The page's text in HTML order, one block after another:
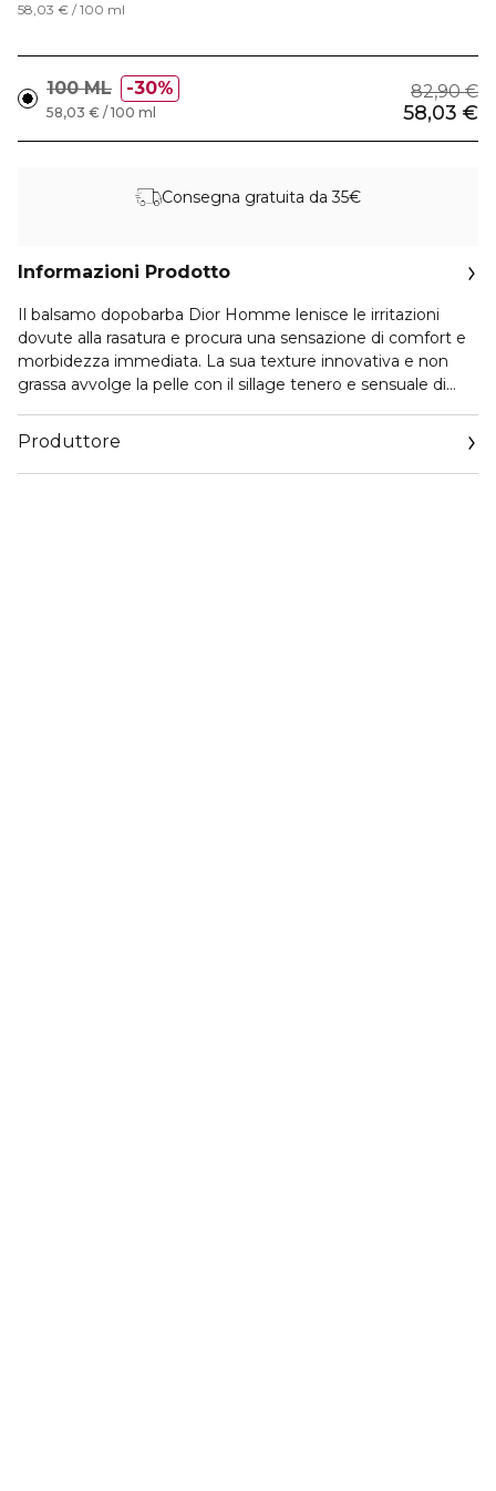
58,03 € / 100 ml
100 ML 30% 82,90 €
58,03 €
58,03 € / 100 ml
Consegna gratuita da 35€
Informazioni Prodotto
Il balsamo dopobarba Dior Homme lenisce le irritazioni
dovute alla rasatura e procura una sensazione di comfort e
morbidezza immediata. La sua texture innovativa e non
grassa avvolge la pelle con il sillage tenero e sensuale di
I prodotti per la rasatura sono delicatamente profumati con
le note legnose della nuova Eau de Toilette Dior Homme.
Lasciano sulla pelle una piacevole sensazione di comfort,
Produttore